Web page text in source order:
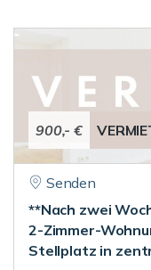
900,- €
Senden
**Nach zwei
2-Zimmer-
Stellplatz in